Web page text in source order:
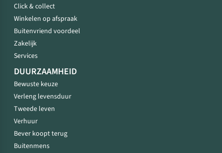
Click & collect
Winkelen op afspraak
Buitenvriend voordeel
Zakelijk
Services
DUURZAAMHEID
Bewuste keuze
Verleng levensduur
Tweede leven
Verhuur
Bever koopt terug
Buitenmens